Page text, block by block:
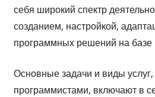
себя широкий спектр
созданием, настройкой,
программных решений на базе
Основные задачи и виды
программистами, включают в